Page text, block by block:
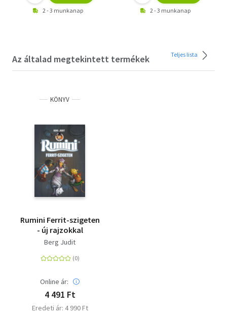
2 - 3 munkanap 2 - 3 munkanap
Az általad megtekintett termékek Teljes lista
KÖNYV
Rumini Ferrit-szigeten
- új rajzokkal
Berg Judit
Online ár:
4 491 Ft
Eredeti ár: 4 990 Ft